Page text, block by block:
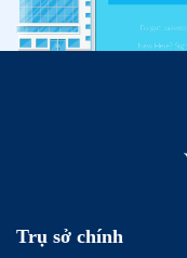
Trụ sở chính